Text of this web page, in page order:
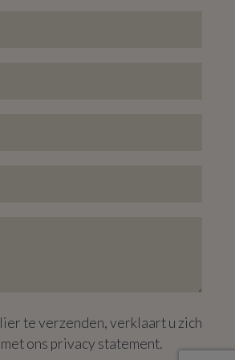
parkwijk Den Brandt voegt een
te verzenden, verklaart u zich
ons privacy statement.